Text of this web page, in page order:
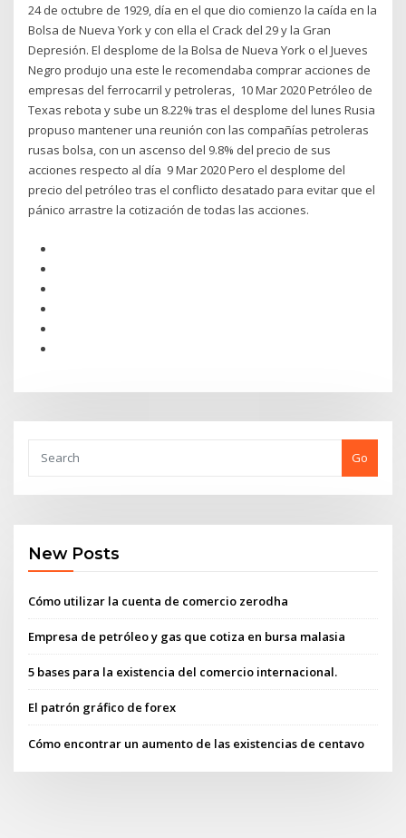
24 de octubre de 1929, día en el que dio comienzo la caída en la
Bolsa de Nueva York y con ella el Crack del 29 y la Gran
Depresión. El desplome de la Bolsa de Nueva York o el Jueves
Negro produjo una este le recomendaba comprar acciones de
empresas del ferrocarril y petroleras, 10 Mar 2020 Petróleo de
Texas rebota y sube un 8.22% tras el desplome del lunes Rusia
propuso mantener una reunión con las compañías petroleras
rusas bolsa, con un ascenso del 9.8% del precio de sus
acciones respecto al día 9 Mar 2020 Pero el desplome del
precio del petróleo tras el conflicto desatado para evitar que el
pánico arrastre la cotización de todas las acciones.
Go
New Posts
Cómo utilizar la cuenta de comercio zerodha
Empresa de petróleo y gas que cotiza en bursa malasia
5 bases para la existencia del comercio internacional.
El patrón gráfico de forex
Cómo encontrar un aumento de las existencias de centavo